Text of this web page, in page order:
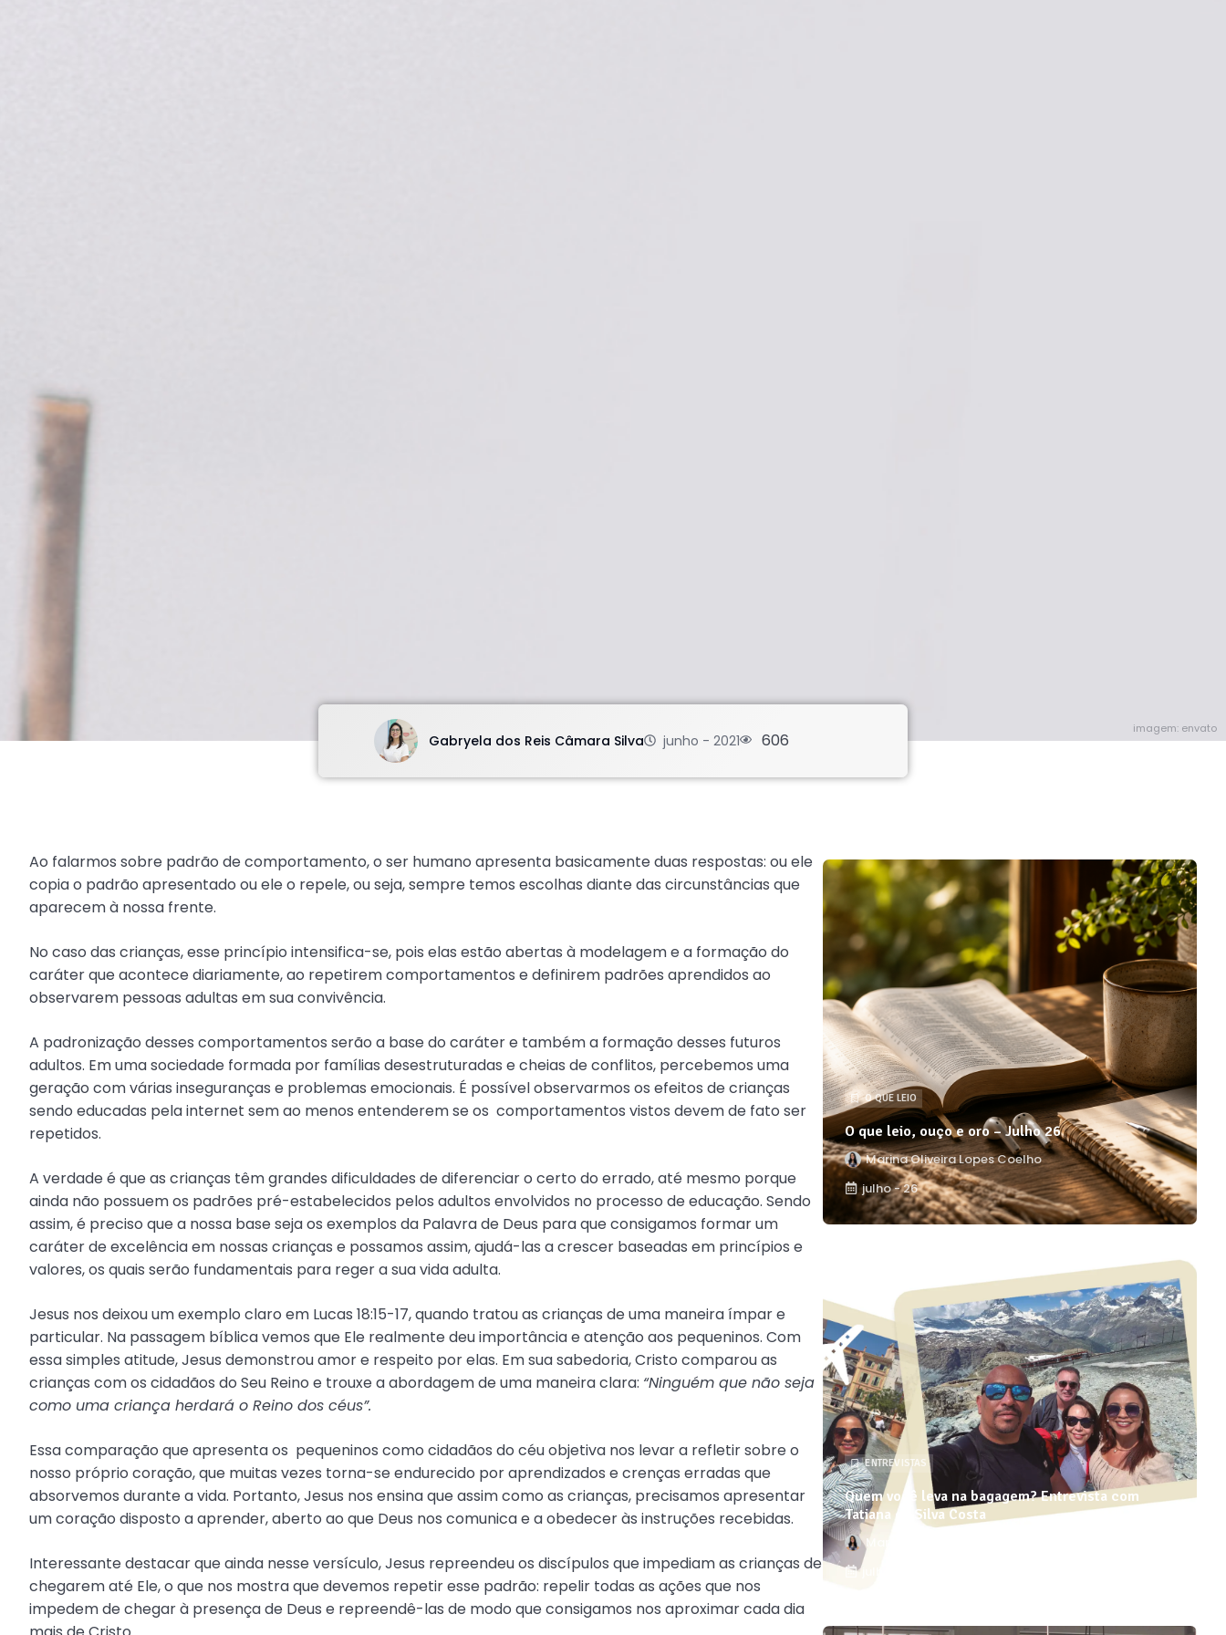
imagem: envato
Gabryela dos Reis Câmara Silva junho - 2021 .606
Ao falarmos sobre padrão de comportamento, o ser humano apresenta basicamente duas respostas: ou ele
copia o padrão apresentado ou ele o repele, ou seja, sempre temos escolhas diante das circunstâncias que
aparecem à nossa frente.
No caso das crianças, esse princípio intensifica-se, pois elas estão abertas à modelagem e a formação do
caráter que acontece diariamente, ao repetirem comportamentos e definirem padrões aprendidos ao
observarem pessoas adultas em sua convivência.
A padronização desses comportamentos serão a base do caráter e também a formação desses futuros
adultos. Em uma sociedade formada por famílias desestruturadas e cheias de conflitos, percebemos uma
geração com várias inseguranças e problemas emocionais. É possível observarmos os efeitos de crianças
sendo educadas pela internet sem ao menos entenderem se os comportamentos vistos devem de fato ser
repetidos.
A verdade é que as crianças têm grandes dificuldades de diferenciar o certo do errado, até mesmo porque
ainda não possuem os padrões pré-estabelecidos pelos adultos envolvidos no processo de educação. Sendo
assim, é preciso que a nossa base seja os exemplos da Palavra de Deus para que consigamos formar um
caráter de excelência em nossas crianças e possamos assim, ajudá-las a crescer baseadas em princípios e
valores, os quais serão fundamentais para reger a sua vida adulta.
Jesus nos deixou um exemplo claro em Lucas 18:15-17, quando tratou as crianças de uma maneira ímpar e
particular. Na passagem bíblica vemos que Ele realmente deu importância e atenção aos pequeninos. Com
essa simples atitude, Jesus demonstrou amor e respeito por elas. Em sua sabedoria, Cristo comparou as
crianças com os cidadãos do Seu Reino e trouxe a abordagem de uma maneira clara: “Ninguém que não seja
como uma criança herdará o Reino dos céus”.
Essa comparação que apresenta os pequeninos como cidadãos do céu objetiva nos levar a refletir sobre o
nosso próprio coração, que muitas vezes torna-se endurecido por aprendizados e crenças erradas que
absorvemos durante a vida. Portanto, Jesus nos ensina que assim como as crianças, precisamos apresentar
um coração disposto a aprender, aberto ao que Deus nos comunica e a obedecer às instruções recebidas.
Interessante destacar que ainda nesse versículo, Jesus repreendeu os discípulos que impediam as crianças de
chegarem até Ele, o que nos mostra que devemos repetir esse padrão: repelir todas as ações que nos
impedem de chegar à presença de Deus e repreendê-las de modo que consigamos nos aproximar cada dia
O QUE LEIO
O que leio, ouço e oro – Julho 26
Marina Oliveira Lopes Coelho
julho - 26
ENTREVISTAS
Quem você leva na bagagem? Entrevista com
Tatiana da Silva Costa
Marina Oliveira Lopes Coelho